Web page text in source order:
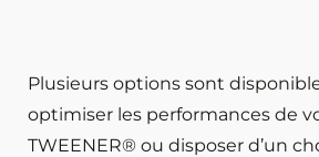
Plusieurs options sont
optimiser les performances de
TWEENER® ou disposer d’un